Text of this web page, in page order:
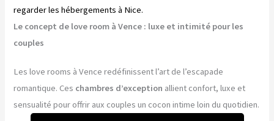
regarder les hébergements à Nice.
Le concept de love room à Vence : luxe et intimité pour les
couples
Les love rooms à Vence redéfinissent l’art de l’escapade
romantique. Ces chambres d’exception allient confort, luxe et
sensualité pour offrir aux couples un cocon intime loin du quotidien.